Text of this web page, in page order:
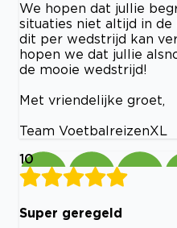
We hopen dat jullie
situaties niet altijd in de
dit per wedstrijd kan
hopen we dat jullie
de mooie wedstrijd!
Met vriendelijke groet,
Team VoetbalreizenXL
10
Super geregeld